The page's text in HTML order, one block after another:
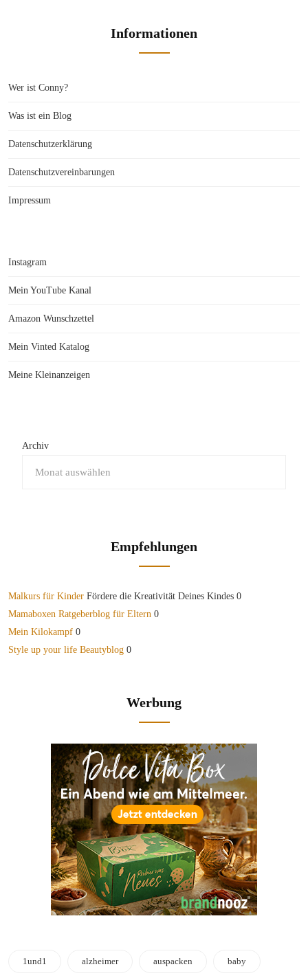
Informationen
Wer ist Conny?
Was ist ein Blog
Datenschutzerklärung
Datenschutzvereinbarungen
Impressum
Instagram
Mein YouTube Kanal
Amazon Wunschzettel
Mein Vinted Katalog
Meine Kleinanzeigen
Archiv
Empfehlungen
Malkurs für Kinder Fördere die Kreativität Deines Kindes 0
Mamaboxen Ratgeberblog für Eltern 0
Mein Kilokampf 0
Style up your life Beautyblog 0
Werbung
1und1 alzheimer auspacken baby